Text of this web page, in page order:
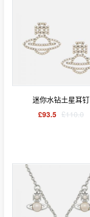
迷你水钻土星耳钉
£93.5 £110.0